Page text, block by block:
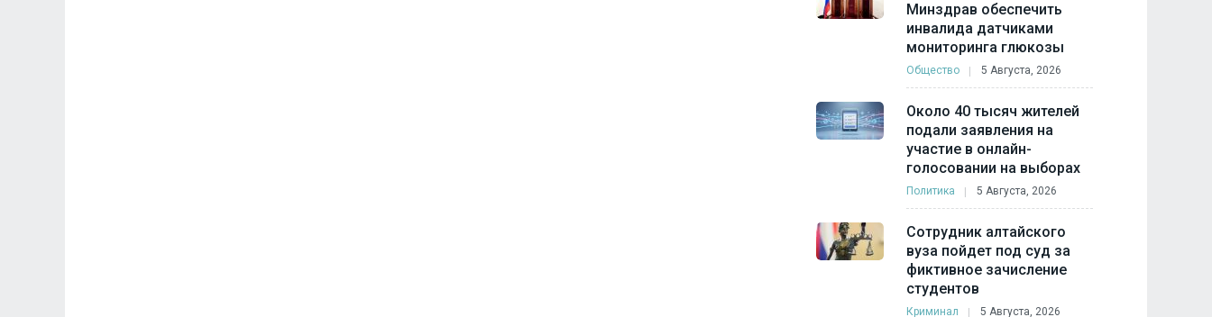
Минздрав обеспечить
инвалида датчиками
мониторинга глюкозы
Общество 5 Августа, 2026
Около 40 тысяч жителей
подали заявления на
участие в онлайн-
голосовании на выборах
Политика 5 Августа, 2026
Сотрудник алтайского
вуза пойдет под суд за
фиктивное зачисление
студентов
Криминал 5 Августа, 2026